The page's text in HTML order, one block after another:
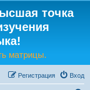
точка
матрицы.
Вход
Регистрация